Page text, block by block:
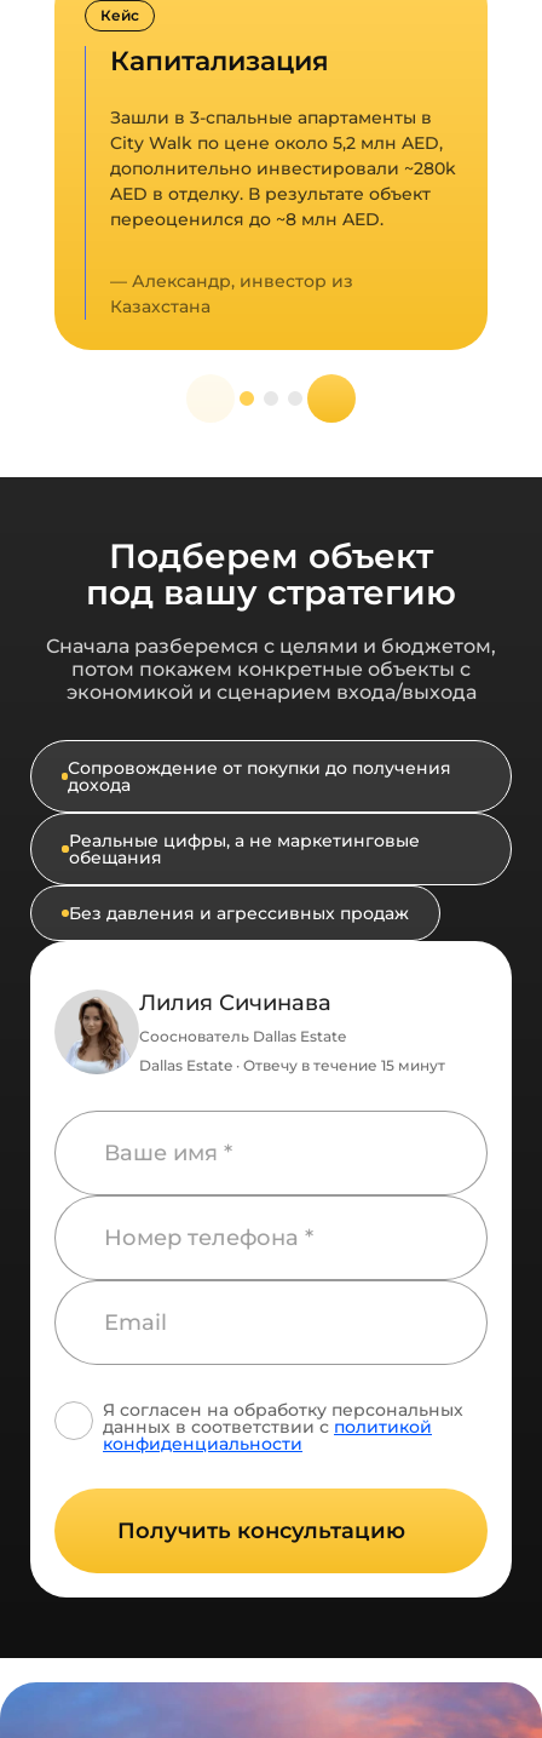
Кейс
Капитализация
Зашли в 3-спальные апартаменты в
City Walk по цене около 5,2 млн AED,
дополнительно инвестировали ~280k
AED в отделку. В результате объект
переоценился до ~8 млн AED.
— Александр, инвестор из
Казахстана
Подберем объект
под вашу стратегию
Сначала разберемся с целями и бюджетом,
потом покажем конкретные объекты с
экономикой и сценарием входа/выхода
Сопровождение от покупки до получения
дохода
Реальные цифры, а не маркетинговые
обещания
Без давления и агрессивных продаж
Лилия Сичинава
Сооснователь Dallas Estate
Dallas Estate · Отвечу в течение 15 минут
Я согласен на обработку персональных
данных в соответствии с политикой
конфиденциальности
Получить консультацию